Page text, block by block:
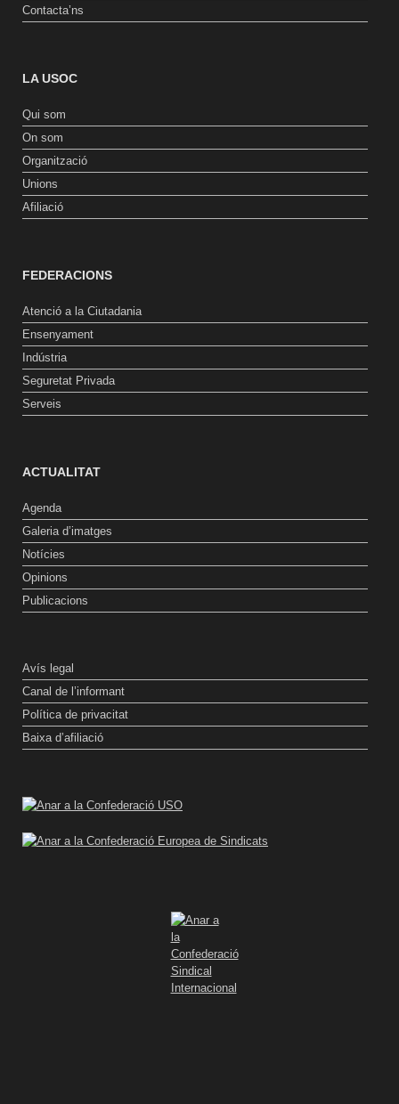
Contacta’ns
LA USOC
Qui som
On som
Organització
Unions
Afiliació
FEDERACIONS
Atenció a la Ciutadania
Ensenyament
Indústria
Seguretat Privada
Serveis
ACTUALITAT
Agenda
Galeria d’imatges
Notícies
Opinions
Publicacions
Avís legal
Canal de l’informant
Política de privacitat
Baixa d’afiliació